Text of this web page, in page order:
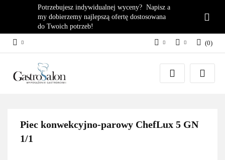
Potrzebujesz indywidualnej wyceny? Napisz a
my dobierzemy najlepszą ofertę dostosowana
do Twoich potrzeb!
EUR
Załóż konto
(0)
Piec konwekcyjno-parowy ChefLux 5 GN
1/1